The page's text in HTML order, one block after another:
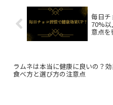
毎日チ
70%以
意点を
ラムネは本当に健康に良いの？
食べ方と選び方の注意点